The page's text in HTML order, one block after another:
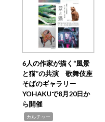
6人の作家が描く“風景
と猫”の共演 歌舞伎座
そばのギャラリー
YOHAKUで8月20日か
ら開催
カルチャー